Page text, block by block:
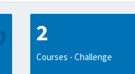
2
Courses - Challenge